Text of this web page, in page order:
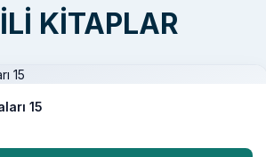
KITAPLAR
15